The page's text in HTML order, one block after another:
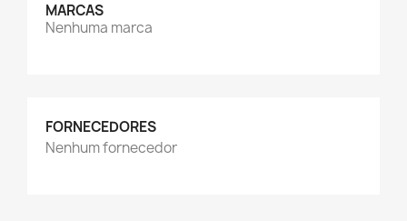
MARCAS
Nenhuma marca
FORNECEDORES
Nenhum fornecedor